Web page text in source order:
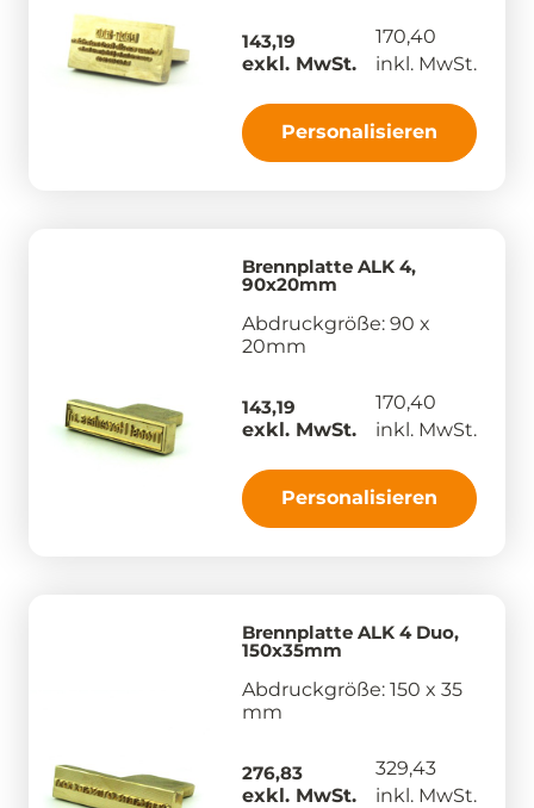
143,19
exkl. MwSt.
170,40
inkl. MwSt.
Personalisieren
Brennplatte ALK 4,
90x20mm
Abdruckgröße: 90 x
20mm
143,19
exkl. MwSt.
170,40
inkl. MwSt.
Personalisieren
Brennplatte ALK 4 Duo,
150x35mm
Abdruckgröße: 150 x 35
mm
276,83
exkl. MwSt.
329,43
inkl. MwSt.